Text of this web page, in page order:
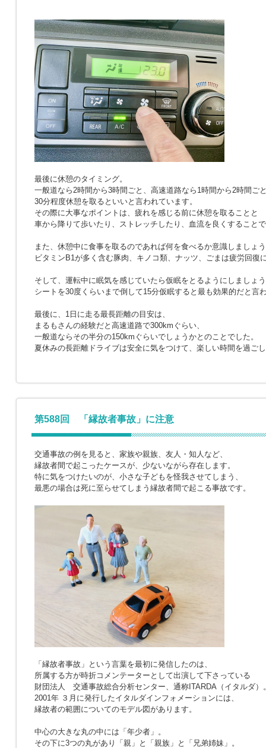
最後に休憩のタイミング。
一般道なら2時間から3時間ごと、高速道路なら1時間から2時間ご
30分程度休憩を取るといいと言われています。
その際に大事なポイントは、疲れを感じる前に休憩を取ることと
車から降りて歩いたり、ストレッチしたり、血流を良くすること
また、休憩中に食事を取るのであれば何を食べるか意識しましょ
ビタミンB1が多く含む豚肉、キノコ類、ナッツ、ごまは疲労回復
そして、運転中に眠気を感じていたら仮眠をとるようにしましょ
シートを30度くらいまで倒して15分仮眠すると最も効果的だと言
最後に、1日に走る最長距離の目安は、
まるもさんの経験だと高速道路で300kmぐらい、
一般道ならその半分の150kmぐらいでしょうかとのことでした。
夏休みの長距離ドライブは安全に気をつけて、楽しい時間を過ご
第588回 「縁故者事故」に注意
交通事故の例を見ると、家族や親族、友人・知人など、
縁故者間で起こったケースが、少ないながら存在します。
特に気をつけたいのが、小さな子どもを怪我させてしまう、
最悪の場合は死に至らせてしまう縁故者間で起こる事故です。
「縁故者事故」という言葉を最初に発信したのは、
所属する方が時折コメンテーターとして出演して下さっている
財団法人 交通事故総合分析センター、通称ITARDA（イタルダ）
2001年 ３月に発行したイタルダインフォメーションには、
縁故者の範囲についてのモデル図があります。
中心の大きな丸の中には「年少者」。
その下に3つの丸があり「親」と「親族」と「兄弟姉妹」。